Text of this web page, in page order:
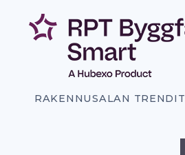
sisältöön
RAKENNUSALAN TRENDIT